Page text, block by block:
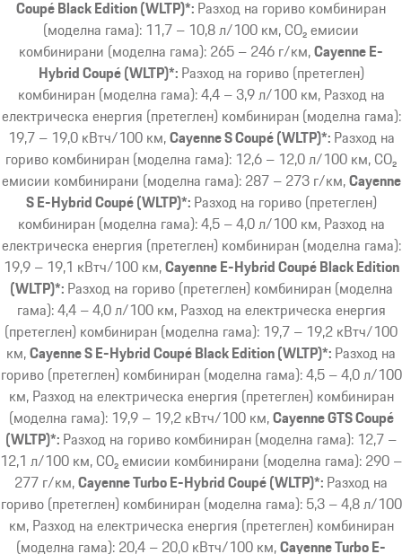
Coupé Black Edition (WLTP)*: Разход на гориво комбиниран
(моделна гама): 11,7 – 10,8 л/100 км, CO₂ емисии
комбинирани (моделна гама): 265 – 246 г/км Cayenne E-
Hybrid Coupé (WLTP)*: Разход на гориво (претеглен)
комбиниран (моделна гама): 4,4 – 3,9 л/100 км, Разход на
електрическа енергия (претеглен) комбиниран (моделна гама):
19,7 – 19,0 кВтч/100 км Cayenne S Coupé (WLTP)*: Разход на
гориво комбиниран (моделна гама): 12,6 – 12,0 л/100 км, CO₂
емисии комбинирани (моделна гама): 287 – 273 г/км Cayenne
S E-Hybrid Coupé (WLTP)*: Разход на гориво (претеглен)
комбиниран (моделна гама): 4,5 – 4,0 л/100 км, Разход на
електрическа енергия (претеглен) комбиниран (моделна гама):
19,9 – 19,1 кВтч/100 км Cayenne E-Hybrid Coupé Black Edition
(WLTP)*: Разход на гориво (претеглен) комбиниран (моделна
гама): 4,4 – 4,0 л/100 км, Разход на електрическа енергия
(претеглен) комбиниран (моделна гама): 19,7 – 19,2 кВтч/100
км Cayenne S E-Hybrid Coupé Black Edition (WLTP)*: Разход на
гориво (претеглен) комбиниран (моделна гама): 4,5 – 4,0 л/100
км, Разход на електрическа енергия (претеглен) комбиниран
(моделна гама): 19,9 – 19,2 кВтч/100 км Cayenne GTS Coupé
(WLTP)*: Разход на гориво комбиниран (моделна гама): 12,7 –
12,1 л/100 км, CO₂ емисии комбинирани (моделна гама): 290 –
277 г/км Cayenne Turbo E-Hybrid Coupé (WLTP)*: Разход на
гориво (претеглен) комбиниран (моделна гама): 5,3 – 4,8 л/100
км, Разход на електрическа енергия (претеглен) комбиниран
(моделна гама): 20,4 – 20,0 кВтч/100 км Cayenne Turbo E-